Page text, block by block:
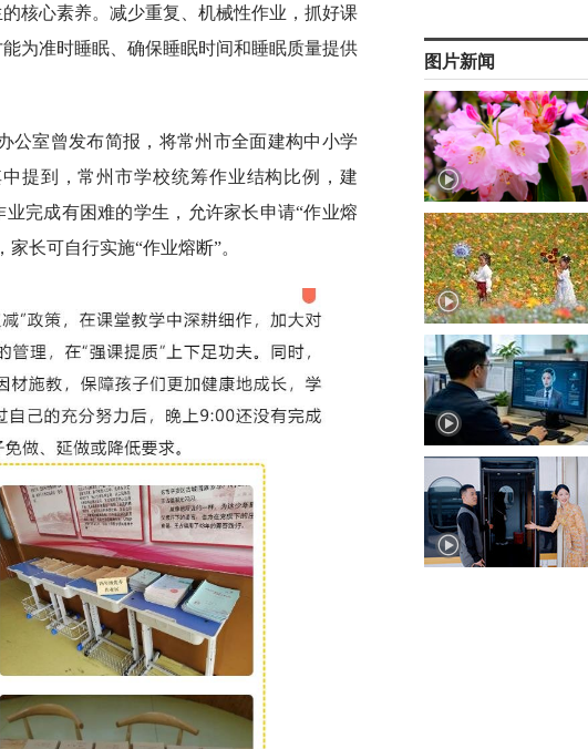
核心素养。减少重复、机械性作业，抓好课
为准时睡眠、确保睡眠时间和睡眠质量提供
公室曾发布简报，将常州市全面建构中小学
提到，常州市学校统筹作业结构比例，建
完成有困难的学生，允许家长申请“作业熔
长可自行实施“作业熔断”。
图片新闻